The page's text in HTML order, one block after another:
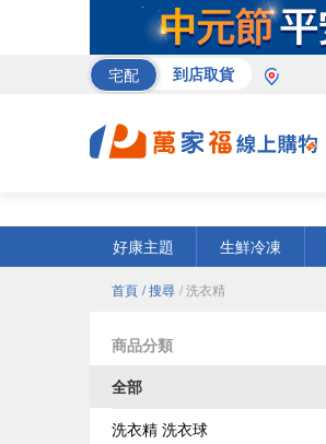
宅配 到店取貨
好康主題
生鮮冷凍
首頁 / 搜尋 / 洗衣精
商品分類
全部
洗衣精 洗衣球